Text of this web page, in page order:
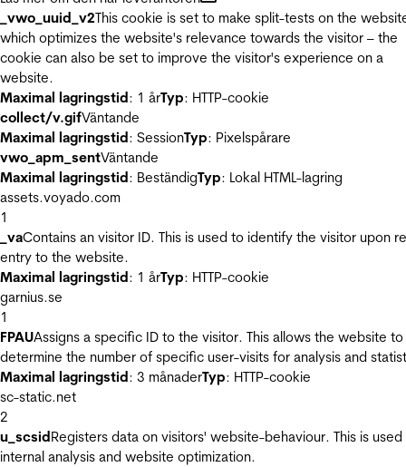
_vwo_uuid_v2This cookie is set to make split-tests on the
which optimizes the website's relevance towards the visitor – the
cookie can also be set to improve the visitor's experience on a
website.
Maximal lagringstid: 1 årTyp: HTTP-cookie
collect/v.gifVäntande
Maximal lagringstid: SessionTyp: Pixelspårare
vwo_apm_sentVäntande
Maximal lagringstid: BeständigTyp: Lokal HTML-lagring
assets.voyado.com
1
_vaContains an visitor ID. This is used to identify the visitor upon
entry to the website.
Maximal lagringstid: 1 årTyp: HTTP-cookie
garnius.se
1
FPAUAssigns a specific ID to the visitor. This allows the website to
determine the number of specific user-visits for analysis and
Maximal lagringstid: 3 månaderTyp: HTTP-cookie
sc-static.net
2
u_scsidRegisters data on visitors' website-behaviour. This is
internal analysis and website optimization.